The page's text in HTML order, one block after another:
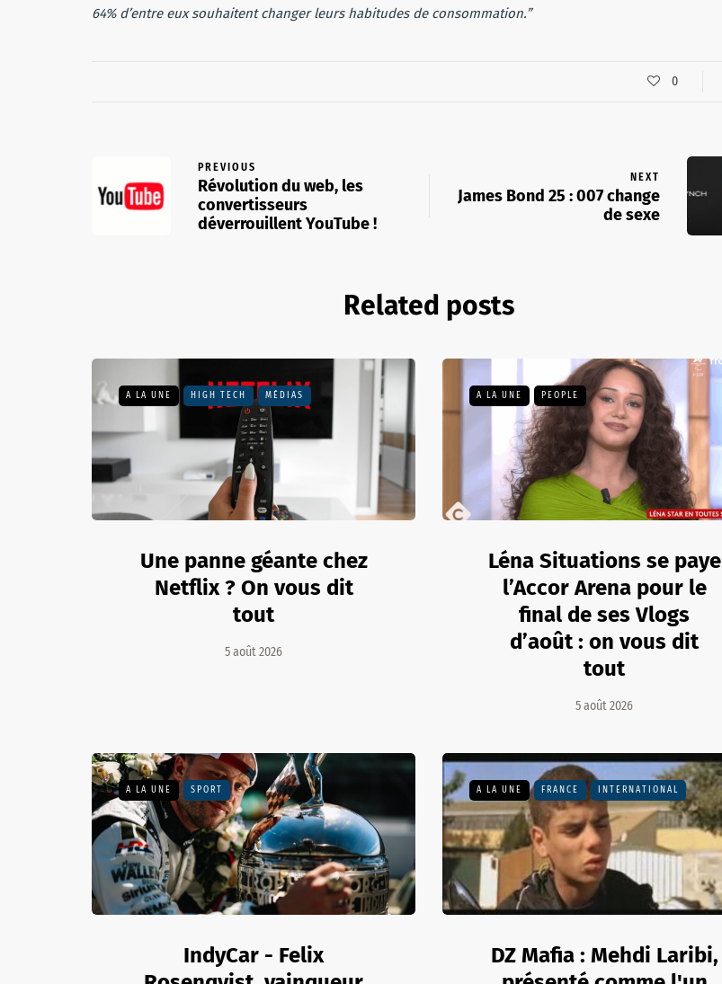
64% d’entre eux souhaitent changer leurs habitudes de consommation.”
0
PREVIOUS
Révolution du web, les
convertisseurs
déverrouillent YouTube !
NEXT
James Bond 25 : 007 change
de sexe
Related posts
A LA UNE HIGH TECH MÉDIAS
Une panne géante chez
Netflix ? On vous dit
tout
5 août 2026
A LA UNE PEOPLE
Léna Situations se paye
l’Accor Arena pour le
final de ses Vlogs
d’août : on vous dit
tout
5 août 2026
A LA UNE SPORT
IndyCar - Felix
A LA UNE FRANCE INTERNATIONAL
DZ Mafia : Mehdi Laribi,